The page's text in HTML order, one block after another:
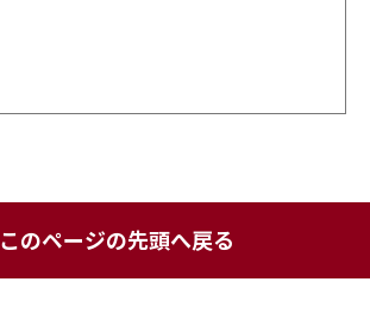
このページの先頭へ戻る